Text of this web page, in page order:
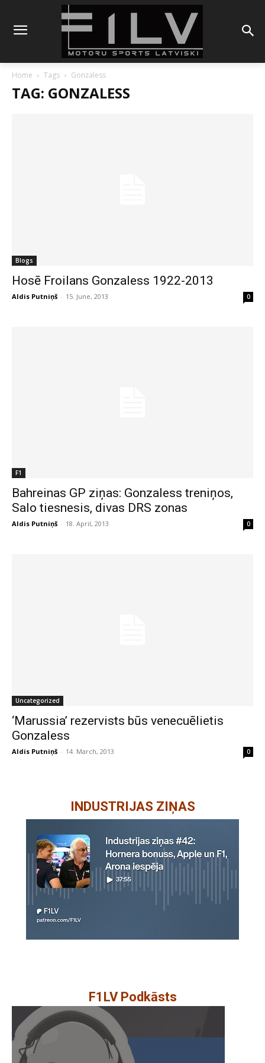
Home Tags Gonzaless
TAG: GONZALESS
Blogs
Hosē Froilans Gonzaless 1922-2013
Aldis Putniņš - 15. June, 2013 0
F1
Bahreinas GP ziņas: Gonzaless treniņos,
Salo tiesnesis, divas DRS zonas
Aldis Putniņš - 18. April, 2013 0
Uncategorized
‘Marussia’ rezervists būs venecuēlietis
Gonzaless
Aldis Putniņš - 14. March, 2013 0
INDUSTRIJAS ZIŅAS
F1LV Podkāsts